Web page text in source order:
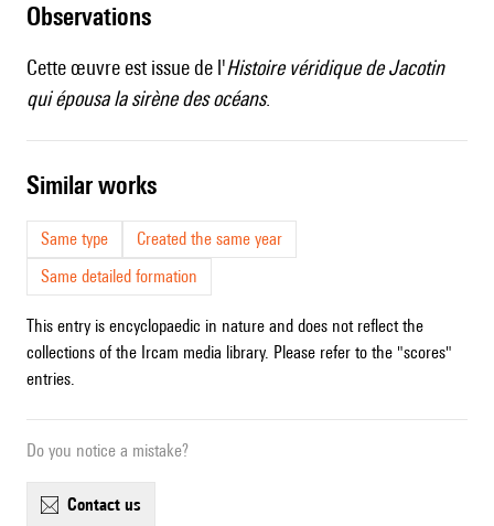
observations
Cette œuvre est issue de l'Histoire véridique de Jacotin
qui épousa la sirène des océans.
similar works
Same type
Created the same year
Same detailed formation
This entry is encyclopaedic in nature and does not reflect the
collections of the Ircam media library. Please refer to the "scores"
entries.
Do you notice a mistake?
contact us